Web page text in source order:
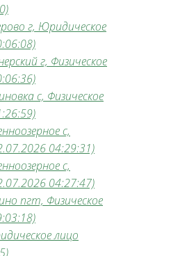
г, Юридическое
г, Физическое
с, Физическое
с,
04:29:31)
с,
04:27:47)
пгт, Физическое
лицо